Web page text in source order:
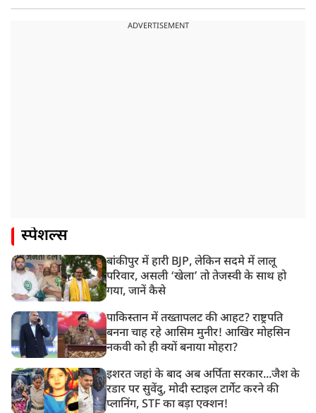
ADVERTISEMENT
स्पेशल्स
बांकीपुर में हारी BJP, लेकिन सदमे में लालू
परिवार, असली ‘खेला’ तो तेजस्वी के साथ हो
गया, जानें कैसे
पाकिस्तान में तख्तापलट की आहट? राष्ट्रपति
बनना चाह रहे आसिम मुनीर! आखिर मोहसिन
नकवी को ही क्यों बनाया मोहरा?
इशरत जहां के बाद अब अर्पिता सरकार...जैश के
रडार पर सुवेंदु, मोदी स्टाइल टार्गेट करने की
प्लानिंग, STF का बड़ा एक्शन!